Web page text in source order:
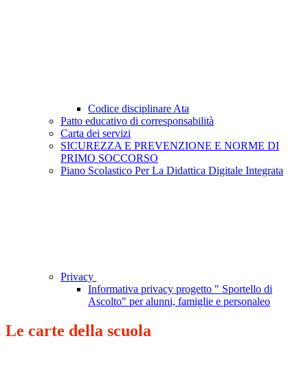
Codice disciplinare Ata
Patto educativo di corresponsabilità
Carta dei servizi
SICUREZZA E PREVENZIONE E NORME DI
PRIMO SOCCORSO
Piano Scolastico Per La Didattica Digitale Integrata
Privacy
Informativa privacy progetto " Sportello di
Ascolto" per alunni, famiglie e personaleo
Le carte della scuola